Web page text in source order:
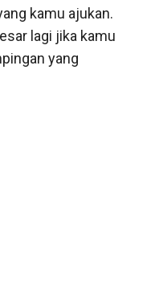
kamu ajukan.
lagi jika kamu
yang